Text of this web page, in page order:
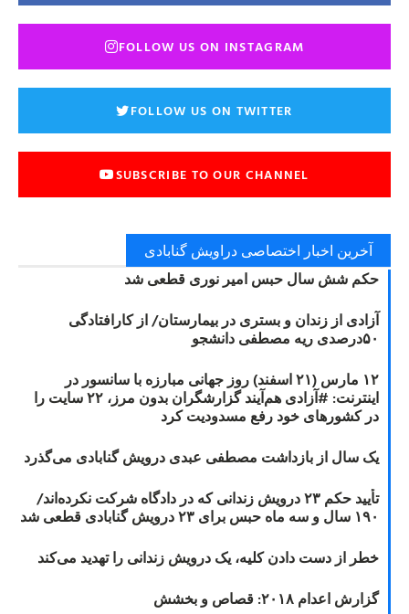
FOLLOW US ON INSTAGRAM
FOLLOW US ON TWITTER
SUBSCRIBE TO OUR CHANNEL
آخرین اخبار اختصاصی دراویش گنابادی
حکم شش سال حبس امیر نوری قطعی شد
آزادی از زندان و بستری در بیمارستان/ از کارافتادگی
۵۰درصدی ریه مصطفی دانشجو
۱۲ مارس (۲۱ اسفند) روز جهانی مبارزه با سانسور در
اینترنت: #آزادی هم‌آیند گزارشگران‌ بدون مرز، ۲۲ سایت را
در کشورهای خود رفع مسدودیت کرد
یک سال از بازداشت مصطفی عبدی درویش گنابادی می‌گذرد
تأیید حکم ۲۳ درویش زندانی که در دادگاه شرکت نکرده‌اند/
۱۹۰ سال و سه ماه حبس برای ۲۳ درویش گنابادی قطعی شد
خطر از دست دادن کلیه، یک درویش زندانی را تهدید می‌کند
گزارش اعدام ۲۰۱۸: قصاص و بخشش